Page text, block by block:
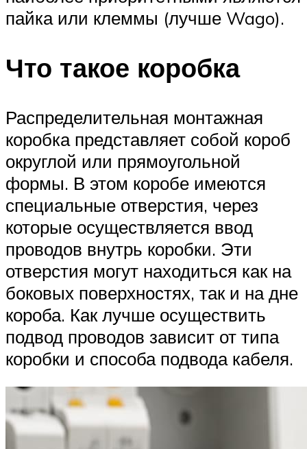
пайка или клеммы (лучше Wago).
Что такое коробка
Распределительная монтажная
коробка представляет собой короб
округлой или прямоугольной
формы. В этом коробе имеются
специальные отверстия, через
которые осуществляется ввод
проводов внутрь коробки. Эти
отверстия могут находиться как на
боковых поверхностях, так и на дне
короба. Как лучше осуществить
подвод проводов зависит от типа
коробки и способа подвода кабеля.